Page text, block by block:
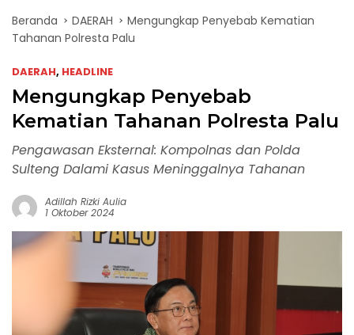
Beranda DAERAH
Mengungkap Penyebab Kematian
Tahanan Polresta Palu
DAERAH, HEADLINE
Mengungkap Penyebab
Kematian Tahanan Polresta Palu
Pengawasan Eksternal: Kompolnas dan Polda
Sulteng Dalami Kasus Meninggalnya Tahanan
Adillah Rizki Aulia
1 Oktober 2024